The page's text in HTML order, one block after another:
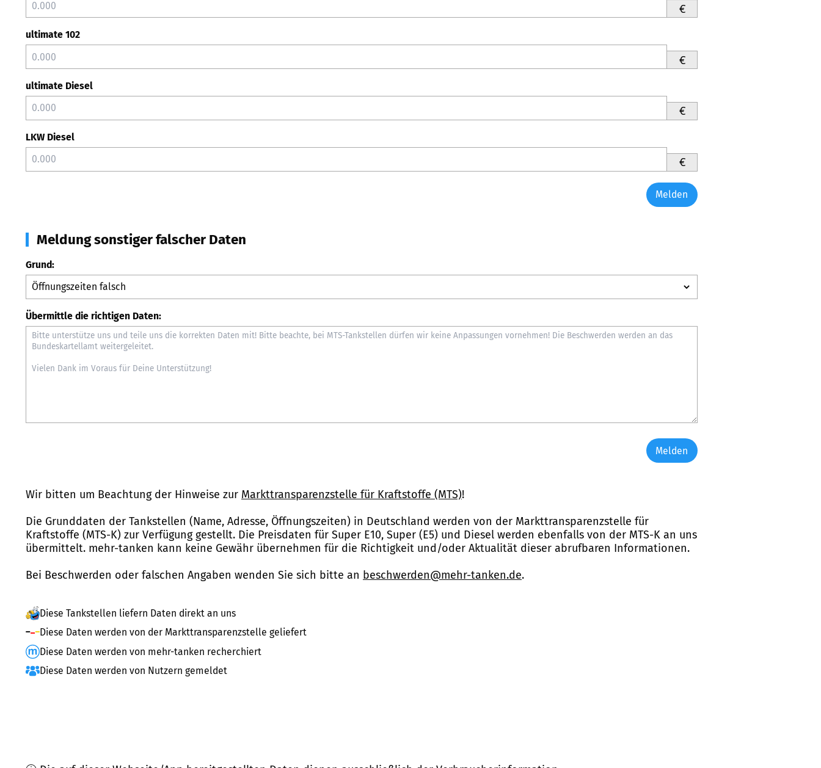
€
ultimate 102
€
ultimate Diesel
€
LKW Diesel
€
Melden
Meldung sonstiger falscher Daten
Grund:
Übermittle die richtigen Daten:
Melden
Wir bitten um Beachtung der Hinweise zur Markttransparenzstelle für Kraftstoffe (MTS)!
Die Grunddaten der Tankstellen (Name, Adresse, Öffnungszeiten) in Deutschland werden von der Markttransparenzstelle für
Kraftstoffe (MTS-K) zur Verfügung gestellt. Die Preisdaten für Super E10, Super (E5) und Diesel werden ebenfalls von der MTS-K an uns
übermittelt. mehr-tanken kann keine Gewähr übernehmen für die Richtigkeit und/oder Aktualität dieser abrufbaren Informationen.
Bei Beschwerden oder falschen Angaben wenden Sie sich bitte an beschwerden@mehr-tanken.de.
Diese Tankstellen liefern Daten direkt an uns
Diese Daten werden von der Markttransparenzstelle geliefert
Diese Daten werden von mehr-tanken recherchiert
Diese Daten werden von Nutzern gemeldet